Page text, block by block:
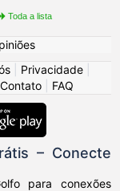
Toda a lista
Privacidade
Contato FAQ
– Conecte
para conexões